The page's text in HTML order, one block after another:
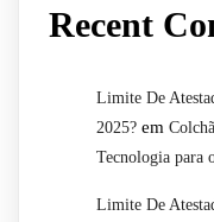
Recent
Limite De
2025? em
Tecnologia para
Limite De